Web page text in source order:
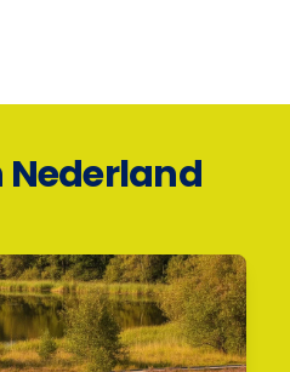
Nederland